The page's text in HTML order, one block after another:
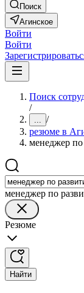
Поиск
Агинское
Войти
Войти
Поиск
/
... /
резюме в
менеджер
менеджер по
Резюме
Найти